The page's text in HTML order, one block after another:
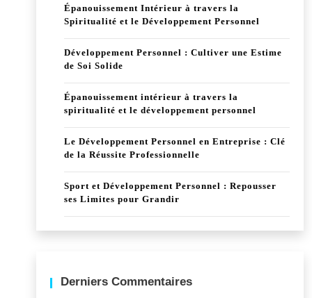
Épanouissement Intérieur à travers la
Spiritualité et le Développement Personnel
Développement Personnel : Cultiver une Estime
de Soi Solide
Épanouissement intérieur à travers la
spiritualité et le développement personnel
Le Développement Personnel en Entreprise : Clé
de la Réussite Professionnelle
Sport et Développement Personnel : Repousser
ses Limites pour Grandir
Derniers Commentaires